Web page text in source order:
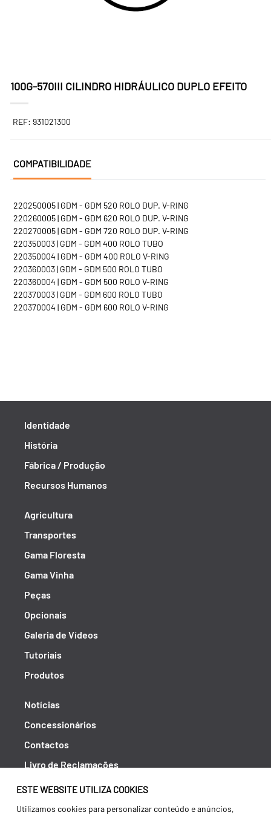
ESTE WEBSITE UTILIZA COOKIES
Utilizamos cookies para personalizar conteúdo e anúncios,
100G-570III CILINDRO HIDRÁULICO DUPLO EFEITO
REF: 931021300
COMPATIBILIDADE
220250005 | GDM - GDM 520 ROLO DUP. V-RING
220260005 | GDM - GDM 620 ROLO DUP. V-RING
220270005 | GDM - GDM 720 ROLO DUP. V-RING
220350003 | GDM - GDM 400 ROLO TUBO
220350004 | GDM - GDM 400 ROLO V-RING
220360003 | GDM - GDM 500 ROLO TUBO
220360004 | GDM - GDM 500 ROLO V-RING
220370003 | GDM - GDM 600 ROLO TUBO
220370004 | GDM - GDM 600 ROLO V-RING
Identidade
História
Fábrica / Produção
Recursos Humanos
Agricultura
Transportes
Gama Floresta
Gama Vinha
Peças
Opcionais
Galeria de Vídeos
Tutoriais
Produtos
Notícias
Concessionários
Contactos
Livro de Reclamações
Política de Privacidade
Canal de Denúncias (RGPC)